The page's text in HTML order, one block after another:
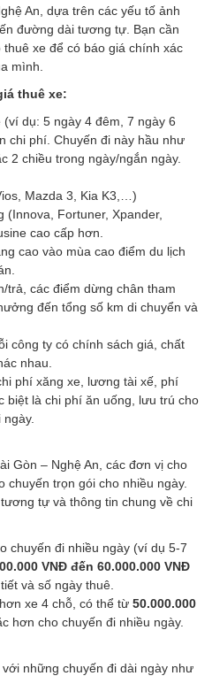
An, dựa trên các yếu tố ảnh
đường dài tương tự. Bạn cần
xe để có báo giá chính xác
mình.
thuê xe:
(ví dụ: 5 ngày 4 đêm, 7 ngày 6
chi phí. Chuyến đi này hầu như
2 chiều trong ngày/ngắn ngày.
Mazda 3, Kia K3,…)
(Innova, Fortuner, Xpander,
cao cấp hơn.
cao vào mùa cao điểm du lịch
trả, các điểm dừng chân tham
đến tổng số km di chuyển và
công ty có chính sách giá, chất
nhau.
phí xăng xe, lương tài xế, phí
biệt là chi phí ăn uống, lưu trú cho
Gòn – Nghệ An, các đơn vị cho
trọn gói cho nhiều ngày.
tự và thông tin chung về chi
chuyến đi nhiều ngày (ví dụ 5-7
VNĐ đến 60.000.000 VNĐ
và số ngày thuê.
xe 4 chỗ, có thể từ 50.000.000
hơn cho chuyến đi nhiều ngày.
những chuyến đi dài ngày như